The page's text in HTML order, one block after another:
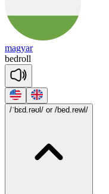
magyar
bedroll
/ˈbɛd.rəʊl/ or /bed.rewl/